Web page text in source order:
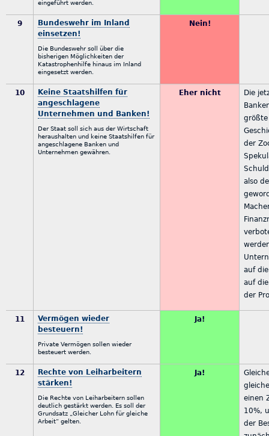
eingeführt werden.
9
Bundeswehr im Inland
einsetzen!
Die Bundeswehr soll über die
bisherigen Möglichkeiten der
Katastrophenhilfe hinaus im Inland
eingesetzt werden.
Nein!
10
Keine Staatshilfen für
angeschlagene
Unternehmen und Banken!
Der Staat soll sich aus der Wirtschaft
heraushalten und keine Staatshilfen für
angeschlagene Banken und
Unternehmen gewähren.
Eher nicht
Die
größte
der
also
auf
auf
der
11
Vermögen wieder
besteuern!
Private Vermögen sollen wieder
besteuert werden.
Ja!
12
Rechte von Leiharbeitern
stärken!
Die Rechte von Leiharbeitern sollen
deutlich gestärkt werden. Es soll der
Grundsatz „Gleicher Lohn für gleiche
Arbeit“ gelten.
Ja!
einen
10%,
der